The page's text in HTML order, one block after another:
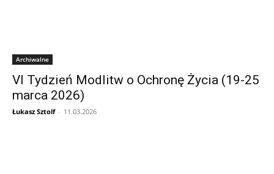
Archiwalne
VI Tydzień Modlitw o Ochronę Życia (19-25
marca 2026)
Łukasz Sztolf - 11.03.2026